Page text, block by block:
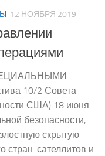
12 НОЯБРЯ 2019
10/2 Совета
США) 18 июня
безопасности,
скрытую
стран-сателлитов и